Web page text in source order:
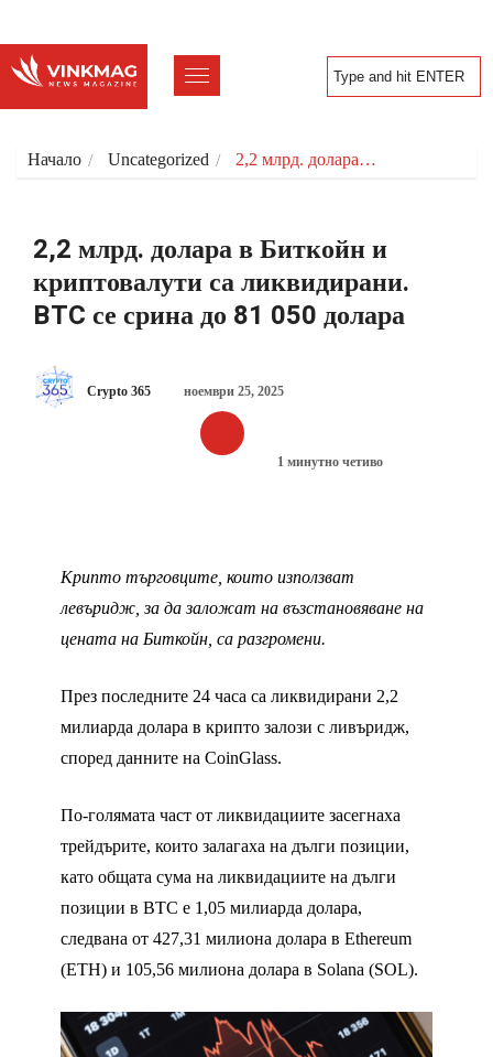
Начало Uncategorized 2,2 млрд. долара…
2,2 млрд. долара в Биткойн и
криптовалути са ликвидирани.
BTC се срина до 81 050 долара
Crypto 365 ноември 25, 2025
1 минутно четиво
Крипто търговците, които използват
левъридж, за да заложат на възстановяване на
цената на Биткойн, са разгромени.
През последните 24 часа са ликвидирани 2,2
милиарда долара в крипто залози с ливъридж,
според данните на CoinGlass.
По-голямата част от ликвидациите засегнаха
трейдърите, които залагаха на дълги позиции,
като общата сума на ликвидациите на дълги
позиции в BTC е 1,05 милиарда долара,
следвана от 427,31 милиона долара в Ethereum
(ETH) и 105,56 милиона долара в Solana (SOL).